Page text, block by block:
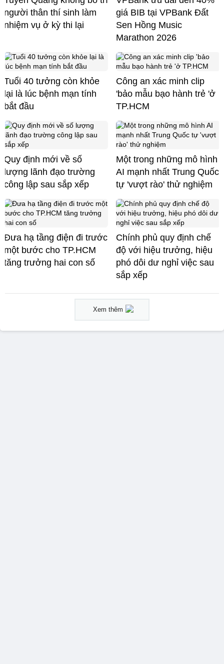
người thân thí sinh làm
nhiệm vụ ở kỳ thi lại
giá BIB tại VPBank Đất
Sen Hồng Music
Marathon 2026
Tuổi 40 tưởng còn khỏe
lại là lúc bệnh mạn tính
bắt đầu
Công an xác minh clip
'bảo mẫu bạo hành trẻ 'ở
TP.HCM
Quy định mới về số
lượng lãnh đạo trường
công lập sau sắp xếp
Một trong những mô hình
AI mạnh nhất Trung Quốc
tự 'vượt rào' thử nghiệm
Đưa hạ tầng điện đi trước
một bước cho TP.HCM
tăng trưởng hai con số
Chính phủ quy định chế
độ với hiệu trưởng, hiệu
phó dôi dư nghỉ việc sau
sắp xếp
Xem thêm